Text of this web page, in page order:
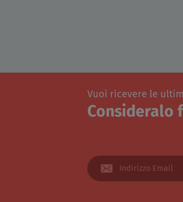
Vuoi ricevere le
Consideralo